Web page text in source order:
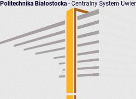
Politechnika Białostocka - Centralny System